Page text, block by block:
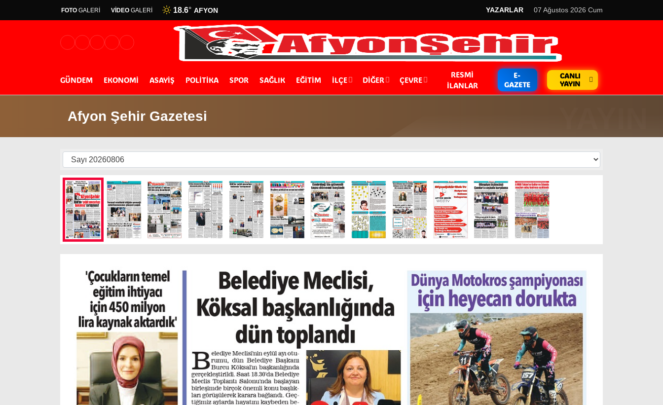
Dünya
Nöbetçi Eczaneler
SPOR
Puan Durumları
Magazin
Hava Durumu
SAĞLIK
FOTO GALERİ VİDEO GALERİ 18.6° AFYON YAZARLAR 07 Ağustos 2026 Cum
GÜNDEM EKONOMİ ASAYİŞ POLİTİKA SPOR SAĞLIK EĞİTİM İLÇE DIĞER ÇEVRE
RESMI
İLANLAR
E-
GAZETE
CANLI
YAYIN
Afyon Şehir Gazetesi